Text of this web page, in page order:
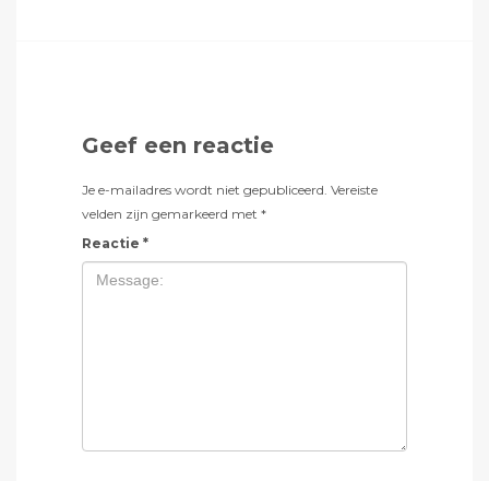
Geef een reactie
Je e-mailadres wordt niet gepubliceerd. Vereiste
velden zijn gemarkeerd met *
Reactie *